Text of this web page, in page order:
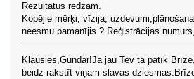
Rezultātus redzam.
Kopējie mērķi, vīzija,
neesmu pamanījis ? Reģistrācijas
Klausies,Gundar!Ja jau Tev tā patīk
beidz rakstīt viņam slavas